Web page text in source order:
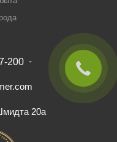
200
20а